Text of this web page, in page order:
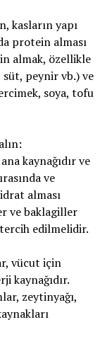
kasların yapı
protein alması
almak, özellikle
süt, peynir vb.) ve
soya, tofu
kaynağıdır ve
ve
alması
ve baklagiller
edilmelidir.
vücut için
kaynağıdır.
zeytinyağı,